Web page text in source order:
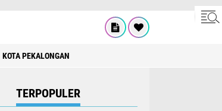
KOTA PEKALONGAN
TERPOPULER